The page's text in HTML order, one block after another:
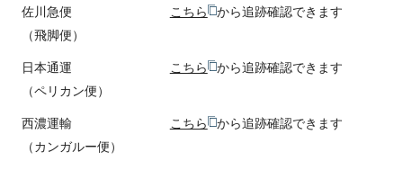
佐川急便
（飛脚便）
こちら から追跡確認できます
日本通運
（ペリカン便）
こちら から追跡確認できます
西濃運輸
（カンガルー便）
こちら から追跡確認できます